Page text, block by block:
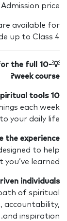
price.
available for
up to Class 4.
the full 10-
week course?
10 weekly classes and spiritual tools
each week
your daily life.
the experience
to help
learned.
individuals
of spiritual
and inspiration.